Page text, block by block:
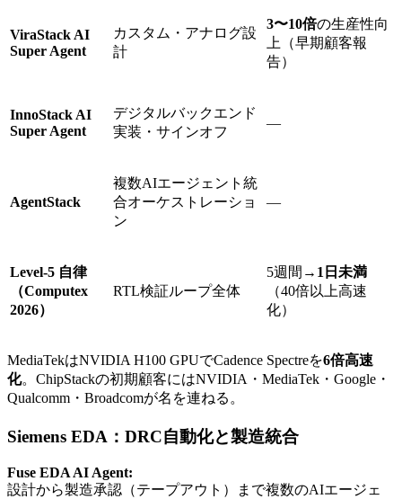
ViraStack AI
Super Agent
カスタム・アナログ設
計
3〜10倍の生産性向
上（早期顧客報
告）
InnoStack AI
Super Agent
デジタルバックエンド
実装・サインオフ
—
AgentStack
複数AIエージェント統
合オーケストレーショ
ン
—
Level-5 自律
（Computex
2026）
RTL検証ループ全体
5週間→ 1日未満
（40倍以上高速
化）
MediaTekはNVIDIA H100 GPUでCadence Spectreを6倍高速
化。ChipStackの初期顧客にはNVIDIA・MediaTek・Google・
Qualcomm・Broadcomが名を連ねる。
Siemens EDA：DRC自動化と製造統合
Fuse EDA AI Agent:
設計から製造承認（テープアウト）まで複数のAIエージェ